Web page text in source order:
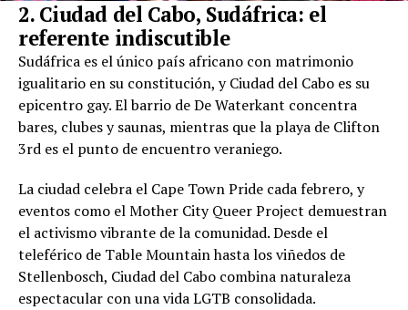
2. Ciudad del Cabo, Sudáfrica: el
referente indiscutible
Sudáfrica es el único país africano con matrimonio
igualitario en su constitución, y Ciudad del Cabo es su
epicentro gay. El barrio de De Waterkant concentra
bares, clubes y saunas, mientras que la playa de Clifton
3rd es el punto de encuentro veraniego.
La ciudad celebra el Cape Town Pride cada febrero, y
eventos como el Mother City Queer Project demuestran
el activismo vibrante de la comunidad. Desde el
teleférico de Table Mountain hasta los viñedos de
Stellenbosch, Ciudad del Cabo combina naturaleza
espectacular con una vida LGTB consolidada.